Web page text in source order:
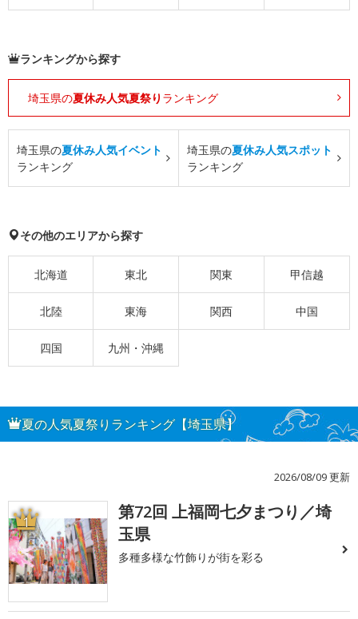
ランキングから探す
埼玉県の夏休み人気夏祭り ランキング
埼玉県の夏休み人気イベント
ランキング
埼玉県の夏休み人気スポット
ランキング
その他のエリアから探す
北海道 東北 関東 甲信越
北陸 東海 関西 中国
四国 九州・沖縄
夏の人気夏祭りランキング【埼玉県】
2026/08/09 更新
1
第72回 上福岡七夕まつり／埼
玉県
多種多様な竹飾りが街を彩る